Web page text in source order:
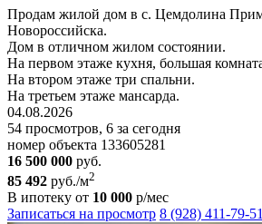
Продам жилой дом в с. Цемдолина
Новороссийска.
Дом в отличном жилом состоянии.
На первом этаже кухня, большая
На втором этаже три спальни.
На третьем этаже мансарда.
04.08.2026
54 просмотров, 6 за сегодня
номер объекта 133605281
16 500 000 руб.
85 492 руб./м2
В ипотеку от 10 000 р/мес
Записаться на просмотр 8 (928) 411-79-51